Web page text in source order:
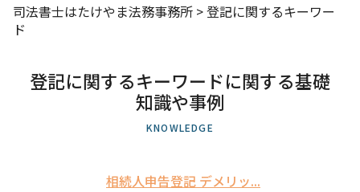
司法書士はたけやま法務事務所 >登記に関するキーワー
ド
登記に関するキーワードに関する基礎
知識や事例
KNOWLEDGE
相続人申告登記 デメリッ...